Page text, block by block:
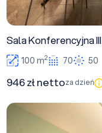
Sala Konferencyjna III
100 m2 70 50
946 zł nettoza dzień